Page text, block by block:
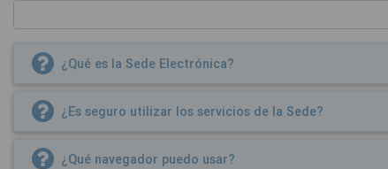
¿Qué es la Sede Electrónica?
¿Es seguro utilizar los servicios de la Sede?
¿Qué navegador puedo usar?